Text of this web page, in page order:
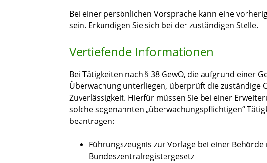
Bei einer persönlichen Vorsprache kann eine
sein. Erkundigen Sie sich bei der zuständigen Stelle.
Vertiefende Informationen
Bei Tätigkeiten nach § 38 GewO, die aufgrund einer
Überwachung unterliegen, überprüft diezuständige
Zuverlässigkeit. Hierfür müssen Sie bei einer
solche sogenannten „überwachungspflichtigen“
beantragen:
Führungszeugnis zur Vorlage bei einer Behörde
Bundeszentralregistergesetz